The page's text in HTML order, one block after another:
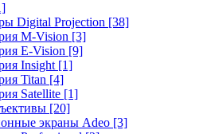
Digital Projection [38]
M-Vision [3]
E-Vision [9]
Insight [1]
Titan [4]
Satellite [1]
[20]
экраны Adeo [3]